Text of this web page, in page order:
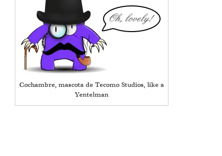
Cochambre, mascota de Tecomo Studios, like a
Yentelman